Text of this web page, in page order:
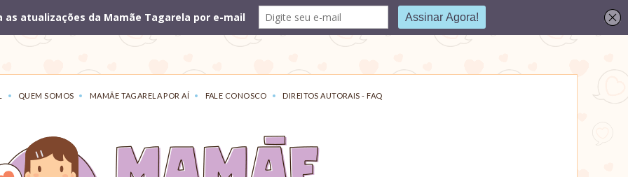
QUEM SOMOS MAMÃE TAGARELA POR AÍ FALE CONOSCO DIREITOS AUTORAIS - FAQ